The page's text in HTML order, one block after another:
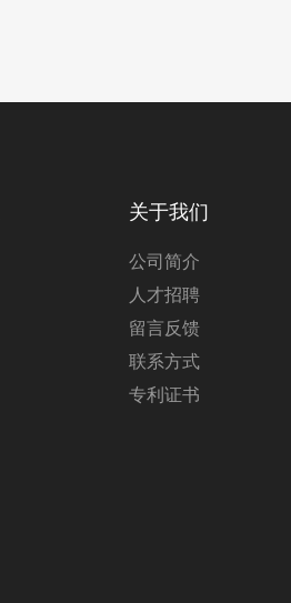
关于我们
公司简介
人才招聘
留言反馈
联系方式
专利证书